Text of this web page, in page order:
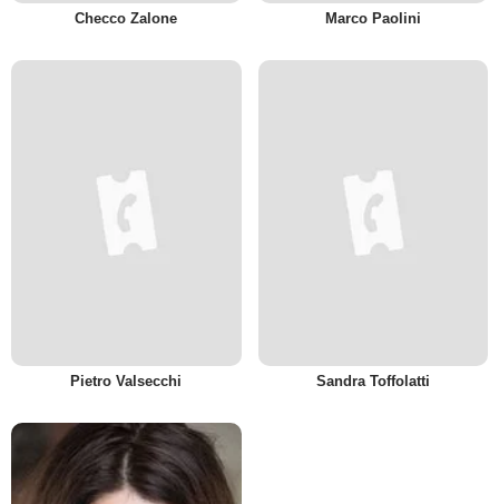
Checco Zalone Marco Paolini
Pietro Valsecchi Sandra Toffolatti